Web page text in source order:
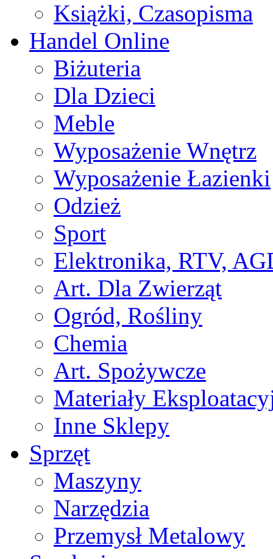
Książki, Czasopisma
Handel Online
Biżuteria
Dla Dzieci
Meble
Wyposażenie Wnętrz
Wyposażenie Łazienki
Odzież
Sport
Elektronika, RTV,
Art. Dla Zwierząt
Ogród, Rośliny
Chemia
Art. Spożywcze
Materiały
Inne Sklepy
Sprzęt
Maszyny
Narzędzia
Przemysł Metalowy